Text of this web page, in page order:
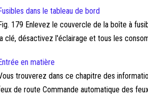
dans le tableau de bord
179 Enlevez le couvercle de la boîte à
clé, désactivez l'éclairage et tous les
en matière
trouverez dans ce chapitre des
de route Commande automatique des